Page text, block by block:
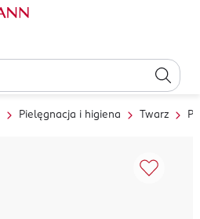
Pielęgnacja i higiena Twarz